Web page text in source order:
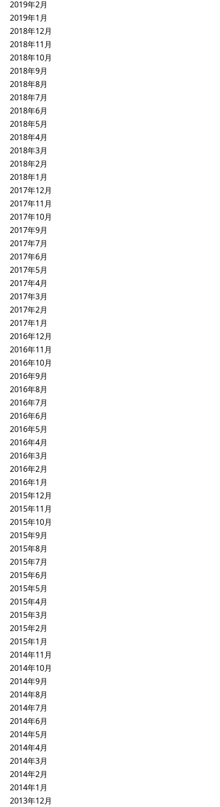
2019年2月
2019年1月
2018年12月
2018年11月
2018年10月
2018年9月
2018年8月
2018年7月
2018年6月
2018年5月
2018年4月
2018年3月
2018年2月
2018年1月
2017年12月
2017年11月
2017年10月
2017年9月
2017年7月
2017年6月
2017年5月
2017年4月
2017年3月
2017年2月
2017年1月
2016年12月
2016年11月
2016年10月
2016年9月
2016年8月
2016年7月
2016年6月
2016年5月
2016年4月
2016年3月
2016年2月
2016年1月
2015年12月
2015年11月
2015年10月
2015年9月
2015年8月
2015年7月
2015年6月
2015年5月
2015年4月
2015年3月
2015年2月
2015年1月
2014年11月
2014年10月
2014年9月
2014年8月
2014年7月
2014年6月
2014年5月
2014年4月
2014年3月
2014年2月
2014年1月
2013年12月